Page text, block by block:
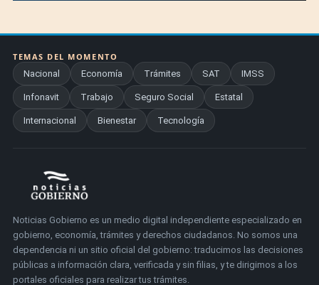
TEMAS DEL MOMENTO
Nacional
Economía Trámites SAT IMSS
Infonavit Trabajo Seguro Social Estatal
Internacional Bienestar Tecnología
Noticias Gobierno es un medio digital independiente especializado en
gobierno, economía, trámites y derechos ciudadanos. No somos una
dependencia ni un sitio oficial del gobierno: traducimos las decisiones
públicas a información clara, verificada y sin filias, y te dirigimos a los
portales oficiales para realizar tus trámites.